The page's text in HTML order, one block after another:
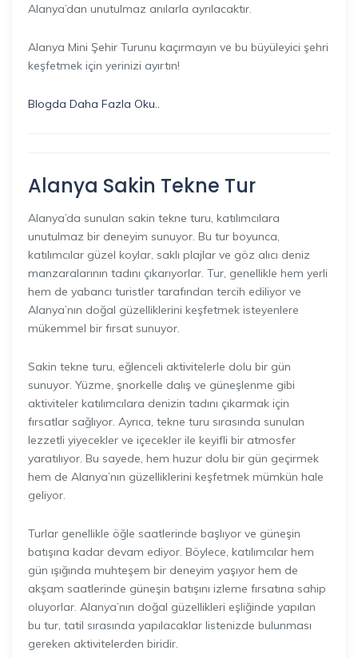
Alanya’dan unutulmaz anılarla ayrılacaktır.
Alanya Mini Şehir Turunu kaçırmayın ve bu büyüleyici şehri
keşfetmek için yerinizi ayırtın!
Blogda Daha Fazla Oku..
Alanya Sakin Tekne Tur
Alanya’da sunulan sakin tekne turu, katılımcılara
unutulmaz bir deneyim sunuyor. Bu tur boyunca,
katılımcılar güzel koylar, saklı plajlar ve göz alıcı deniz
manzaralarının tadını çıkarıyorlar. Tur, genellikle hem yerli
hem de yabancı turistler tarafından tercih ediliyor ve
Alanya’nın doğal güzelliklerini keşfetmek isteyenlere
mükemmel bir fırsat sunuyor.
Sakin tekne turu, eğlenceli aktivitelerle dolu bir gün
sunuyor. Yüzme, şnorkelle dalış ve güneşlenme gibi
aktiviteler katılımcılara denizin tadını çıkarmak için
fırsatlar sağlıyor. Ayrıca, tekne turu sırasında sunulan
lezzetli yiyecekler ve içecekler ile keyifli bir atmosfer
yaratılıyor. Bu sayede, hem huzur dolu bir gün geçirmek
hem de Alanya’nın güzelliklerini keşfetmek mümkün hale
geliyor.
Turlar genellikle öğle saatlerinde başlıyor ve güneşin
batışına kadar devam ediyor. Böylece, katılımcılar hem
gün ışığında muhteşem bir deneyim yaşıyor hem de
akşam saatlerinde güneşin batışını izleme fırsatına sahip
oluyorlar. Alanya’nın doğal güzellikleri eşliğinde yapılan
bu tur, tatil sırasında yapılacaklar listenizde bulunması
gereken aktivitelerden biridir.